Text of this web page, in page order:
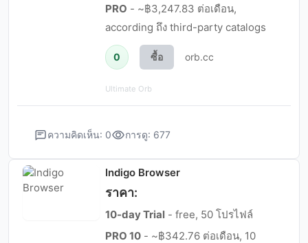
PRO - ~฿3,247.83 ต่อเดือน,
according ถึง third-party catalogs
0 ซื้อ orb.cc
Ultimate Orb
ความคิดเห็น: 0 การดู: 677
Indigo Browser
ราคา:
10-day Trial - free, 50 โปรไฟล์
PRO 10 - ~฿342.76 ต่อเดือน, 10